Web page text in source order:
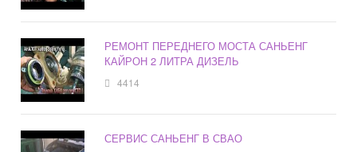
РЕМОНТ ПЕРЕДНЕГО МОСТА САНЬЕНГ
КАЙРОН 2 ЛИТРА ДИЗЕЛЬ
4414
СЕРВИС САНЬЕНГ В СВАО